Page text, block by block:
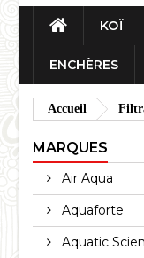
KOÏ
ENCHÈRES
Accueil
MARQUES
Air Aqua
Aquaforte
Aquatic